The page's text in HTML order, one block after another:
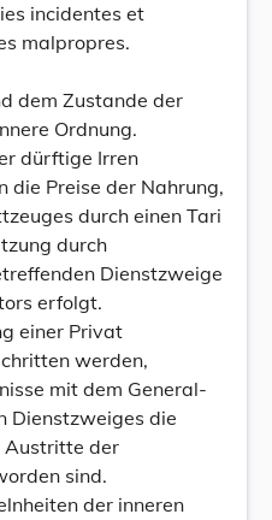
incidentes et
malpropres.
dem Zustande der
Ordnung.
dürftige Irren
die Preise der Nahrung,
durch einen Tari
durch
Dienstzweige
erfolgt.
einer Privat
werden,
mit dem General-
Dienstzweiges die
Austritte der
sind.
der inneren